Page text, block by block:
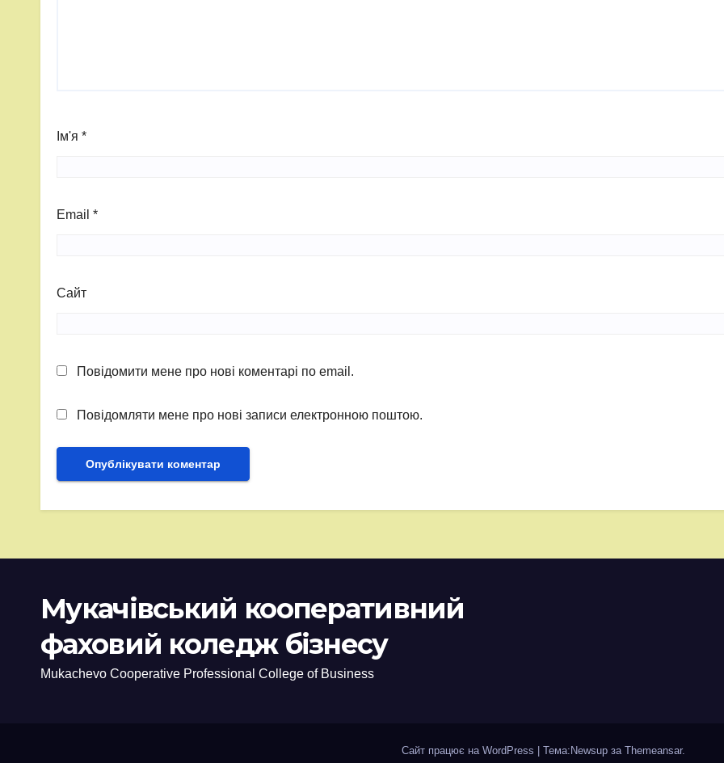
Ім'я *
Email *
Сайт
Повідомити мене про нові коментарі по email.
Повідомляти мене про нові записи електронною поштою.
Мукачівський кооперативний
фаховий коледж бізнесу
Mukachevo Cooperative Professional College of Business
Сайт працює на WordPress Тема:Newsup за Themeansar.